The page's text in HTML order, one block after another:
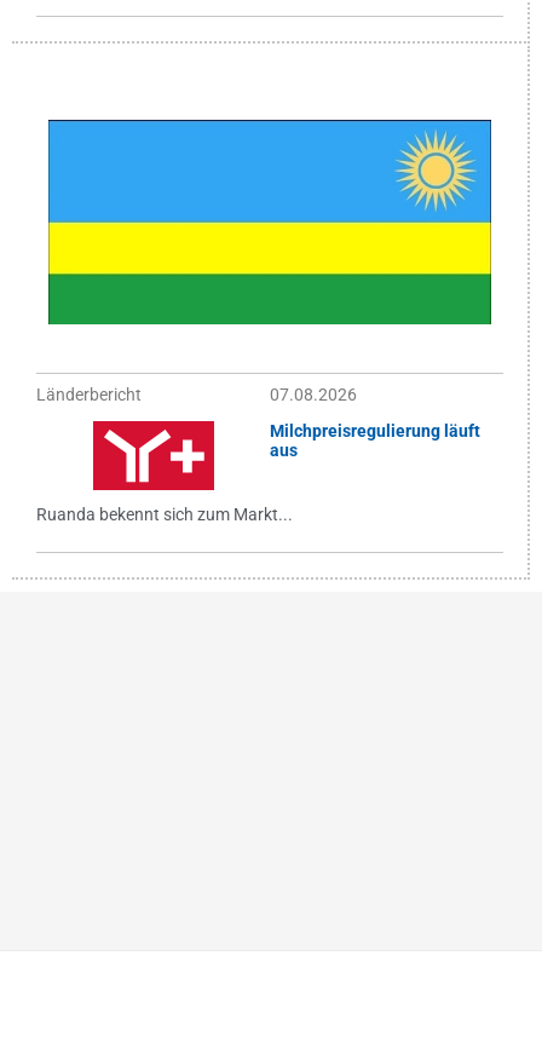
Länderbericht
07.08.2026
Milchpreisregulierung läuft
aus
Ruanda bekennt sich zum Markt...